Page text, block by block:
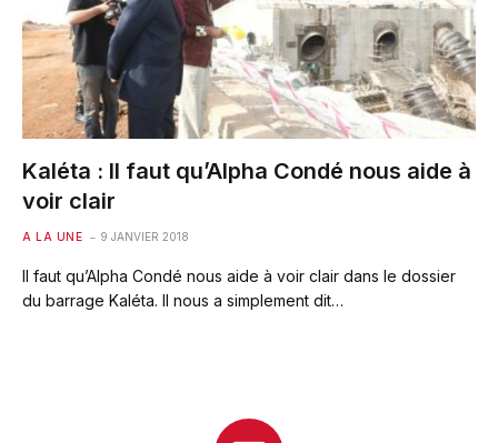
Kaléta : Il faut qu’Alpha Condé nous aide à
voir clair
A LA UNE 9 JANVIER 2018
Il faut qu’Alpha Condé nous aide à voir clair dans le dossier
du barrage Kaléta. Il nous a simplement dit…